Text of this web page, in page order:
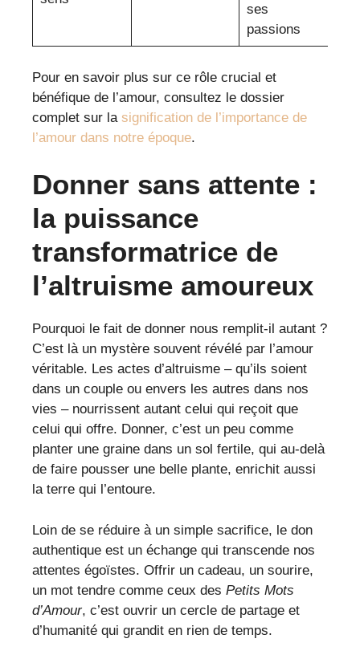
ses
passions
Pour en savoir plus sur ce rôle crucial et
bénéfique de l’amour, consultez le dossier
complet sur la signification de l’importance de
l’amour dans notre époque.
Donner sans attente :
la puissance
transformatrice de
l’altruisme amoureux
Pourquoi le fait de donner nous remplit-il autant ?
C’est là un mystère souvent révélé par l’amour
véritable. Les actes d’altruisme – qu’ils soient
dans un couple ou envers les autres dans nos
vies – nourrissent autant celui qui reçoit que
celui qui offre. Donner, c’est un peu comme
planter une graine dans un sol fertile, qui au-delà
de faire pousser une belle plante, enrichit aussi
la terre qui l’entoure.
Loin de se réduire à un simple sacrifice, le don
authentique est un échange qui transcende nos
attentes égoïstes. Offrir un cadeau, un sourire,
un mot tendre comme ceux des Petits Mots
d’Amour, c’est ouvrir un cercle de partage et
d’humanité qui grandit en rien de temps.